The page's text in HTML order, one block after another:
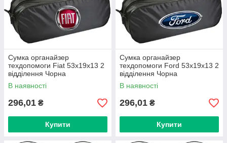
Сумка органайзер
техдопомоги Fiat 53х19х13 2
відділення Чорна
В наявності
296,01 ₴
Купити
Сумка органайзер
техдопомоги Ford 53х19х13 2
відділення Чорна
В наявності
296,01 ₴
Купити